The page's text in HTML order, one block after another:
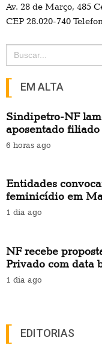
Av. 28 de Março, 485
CEP 28.020-740
Search
for:
EM ALTA
Sindipetro-NF
aposentado
6 horas ago
Entidades
feminicídio em
1 dia ago
NF recebe
Privado com data
1 dia ago
EDITORIAS